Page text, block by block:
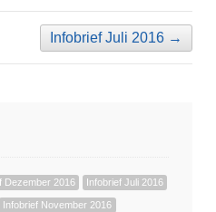
Infobrief Juli 2016 →
Dezember 2016 Infobrief Juli 2016
Infobrief November 2016